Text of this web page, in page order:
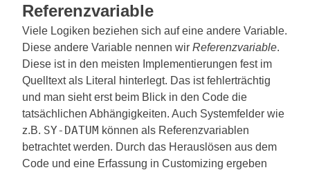
Referenzvariable
Viele Logiken beziehen sich auf eine andere Variable.
Diese andere Variable nennen wir Referenzvariable.
Diese ist in den meisten Implementierungen fest im
Quelltext als Literal hinterlegt. Das ist fehlerträchtig
und man sieht erst beim Blick in den Code die
tatsächlichen Abhängigkeiten. Auch Systemfelder wie
z.B. SY-DATUM können als Referenzvariablen
betrachtet werden. Durch das Herauslösen aus dem
Code und eine Erfassung in Customizing ergeben